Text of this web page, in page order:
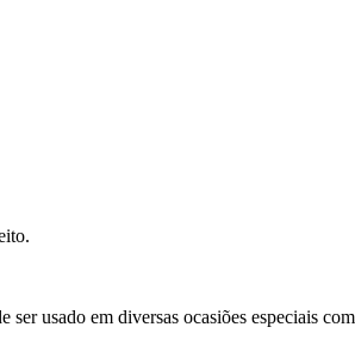
usado em diversas ocasiões especiais